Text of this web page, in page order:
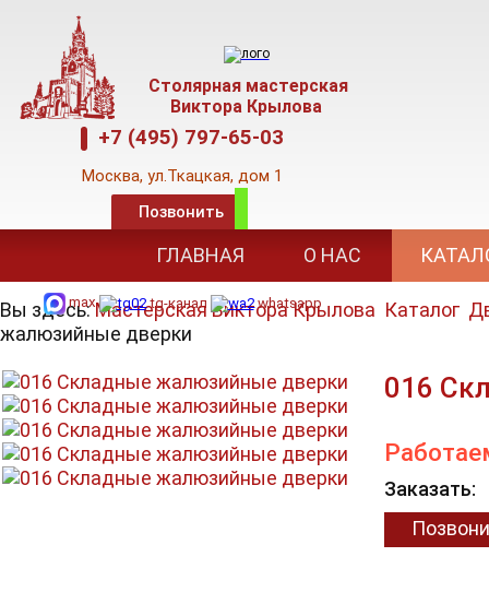
Столярная мастерская
Виктора Крылова
+7 (495) 797-65-03
Москва, ул.Ткацкая, дом 1
Позвонить
E-mail: mkva@mail.ru, www.kryloff.su
max tg-канал whatsapp
ГЛАВНАЯ О НАС
Вы здесь:Мастерская Виктора Крылова Каталог
жалюзийные дверки
016
Заказать: